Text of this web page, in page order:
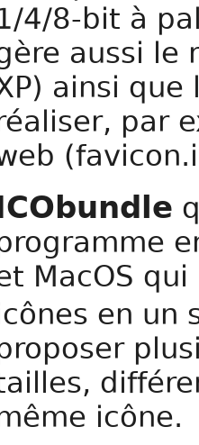
4/8-bit à
aussi le
ainsi
par
MacOS
en un
icône.